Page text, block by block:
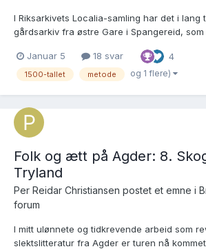
I Riksarkivets Localia-samling har det i lang
gårdsarkiv fra østre Gare i Spangereid,
lagt til i Riksarkivets Diplomsamling. NRA,
1553–1754. Til tross for at de eld...
Januar 5 18 svar 4
1500-tallet metode og 1 flere)
Folk og ætt på Agder: 8.
Tryland
Per Reidar Christiansen postet et emne i
forum
I mitt ulønnete og tidkrevende arbeid som
slektslitteratur fra Agder er turen nå